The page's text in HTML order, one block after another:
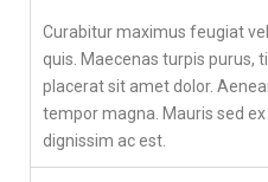
Curabitur maximus feugiat
quis. Maecenas turpis purus,
placerat sit amet dolor.
tempor magna. Mauris sed
dignissim ac est.